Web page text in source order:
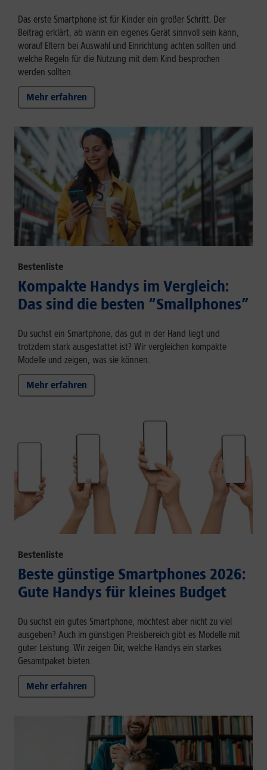
Das erste Smartphone ist für Kinder ein großer Schritt. Der
Beitrag erklärt, ab wann ein eigenes Gerät sinnvoll sein kann,
worauf Eltern bei Auswahl und Einrichtung achten sollten und
welche Regeln für die Nutzung mit dem Kind besprochen
werden sollten.
Mehr erfahren
Bestenliste
Kompakte Handys im Vergleich:
Das sind die besten “Smallphones”
Du suchst ein Smartphone, das gut in der Hand liegt und
trotzdem stark ausgestattet ist? Wir vergleichen kompakte
Modelle und zeigen, was sie können.
Mehr erfahren
Bestenliste
Beste günstige Smartphones 2026:
Gute Handys für kleines Budget
Du suchst ein gutes Smartphone, möchtest aber nicht zu viel
ausgeben? Auch im günstigen Preisbereich gibt es Modelle mit
guter Leistung. Wir zeigen Dir, welche Handys ein starkes
Gesamtpaket bieten.
Mehr erfahren